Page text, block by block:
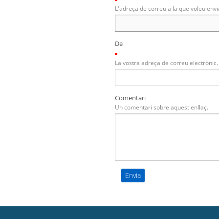
L'adreça de correu a la que voleu
De
La vostra adreça de correu electrònic.
Comentari
Un comentari sobre aquest enllaç.